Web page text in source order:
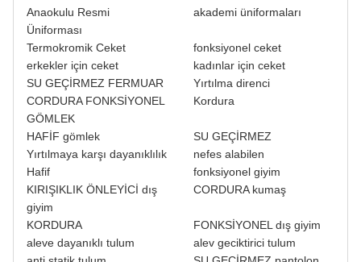
Anaokulu Resmi
Üniforması
akademi üniformaları
Termokromik Ceket
fonksiyonel ceket
erkekler için ceket
kadınlar için ceket
SU GEÇİRMEZ FERMUAR
Yırtılma direnci
CORDURA FONKSİYONEL
GÖMLEK
Kordura
HAFİF gömlek
SU GEÇİRMEZ
Yırtılmaya karşı dayanıklılık
nefes alabilen
Hafif
fonksiyonel giyim
KIRIŞIKLIK ÖNLEYİCİ dış
giyim
CORDURA kumaş
KORDURA
FONKSİYONEL dış giyim
aleve dayanıklı tulum
alev geciktirici tulum